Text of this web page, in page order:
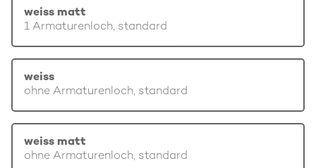
weiss matt
1 Armaturenloch, standard
weiss
ohne Armaturenloch, standard
weiss matt
ohne Armaturenloch, standard